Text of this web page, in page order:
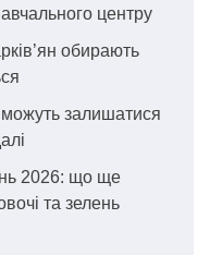
центру
обирають
можуть залишатися
2026: що ще
та зелень